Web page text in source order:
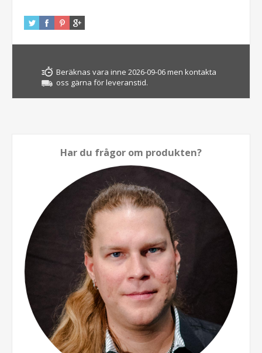
Beräknas vara inne 2026-09-06 men kontakta
oss gärna för leveranstid.
Har du frågor om produkten?